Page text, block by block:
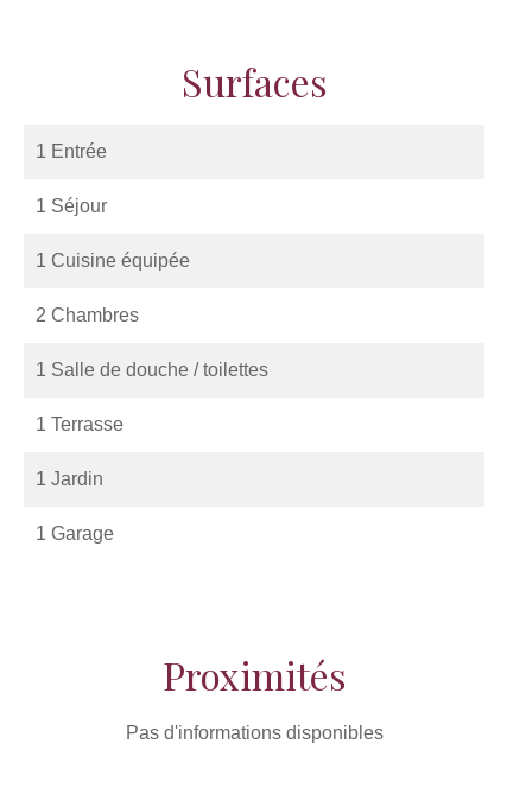
Surfaces
1 Entrée
1 Séjour
1 Cuisine équipée
2 Chambres
1 Salle de douche / toilettes
1 Terrasse
1 Jardin
1 Garage
Proximités
Pas d'informations disponibles